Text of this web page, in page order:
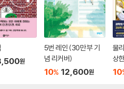
원
5번 레인 (30만 부 기
념 리커버)
10% 12,600원
물
상
10